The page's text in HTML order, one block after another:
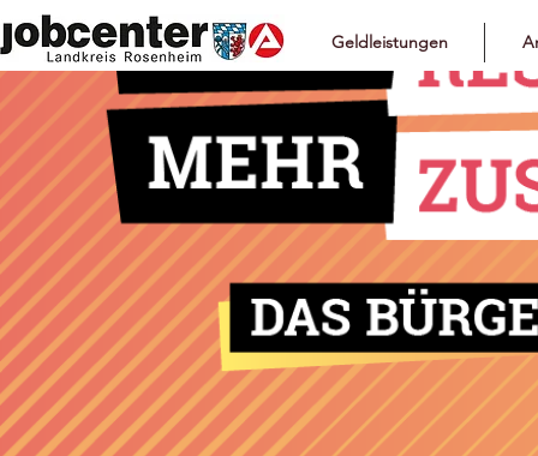
Geldleistungen